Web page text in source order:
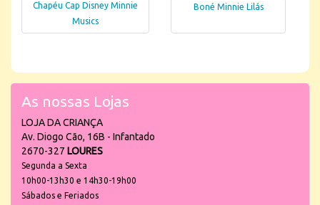
Chapéu Cap Disney Minnie
Musics
Boné Minnie Lilás
As nossas Lojas
LOJA DA CRIANÇA
Av. Diogo Cão, 16B - Infantado
2670-327 LOURES
Segunda a Sexta
10h00-13h30 e 14h30-19h00
Sábados e Feriados